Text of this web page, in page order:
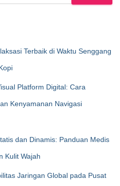
Terbaik di Waktu Senggang
Platform Digital: Cara
Kenyamanan Navigasi
dan Dinamis: Panduan Medis
Kulit Wajah
Jaringan Global pada Pusat